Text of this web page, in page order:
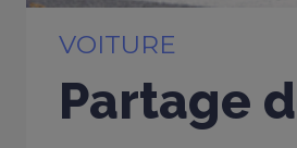
VOITURE
Partage